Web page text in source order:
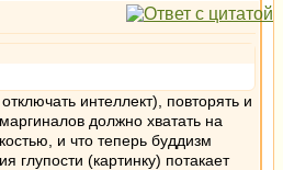
интеллект), повторять и
должно хватать на
и что теперь буддизм
глупости (картинку) потакает